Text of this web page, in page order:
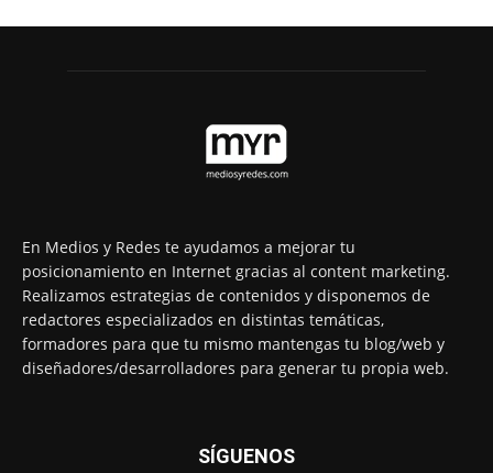
En Medios y Redes te ayudamos a mejorar tu
posicionamiento en Internet gracias al content marketing.
Realizamos estrategias de contenidos y disponemos de
redactores especializados en distintas temáticas,
formadores para que tu mismo mantengas tu blog/web y
diseñadores/desarrolladores para generar tu propia web.
SÍGUENOS